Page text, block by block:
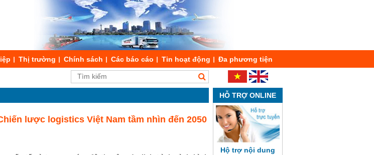
Thị trường Chính sách Các báo cáo Tin hoạt động Đa phương tiện
lược logistics Việt Nam tầm nhìn đến 2050
HỖ TRỢ ONLINE
Hộ trợ nội dung